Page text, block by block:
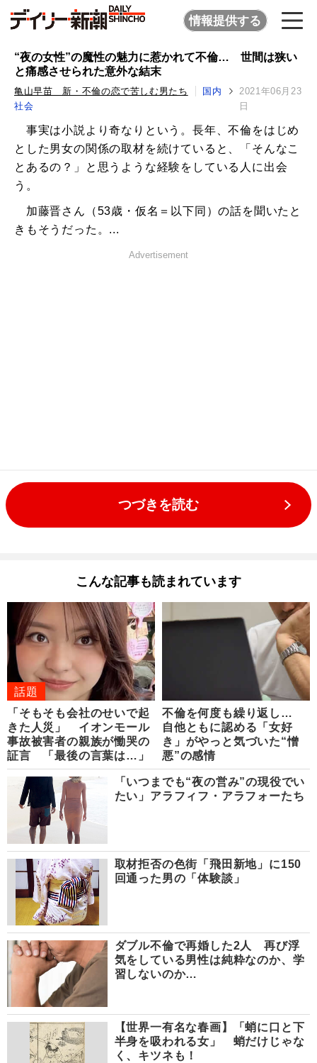
情報提供する
“夜の女性”の魔性の魅力に惹かれて不倫… 世間は狭い
と痛感させられた意外な結末
亀山早苗 新・不倫の恋で苦しむ男たち
国内
社会
2021年06月23
日
事実は小説より奇なりという。長年、不倫をはじめ
とした男女の関係の取材を続けていると、「そんなこ
とあるの？」と思うような経験をしている人に出会
う。
加藤晋さん（53歳・仮名＝以下同）の話を聞いたと
きもそうだった。...
Advertisement
つづきを読む
こんな記事も読まれています
話題
「そもそも会社のせいで起
きた人災」 イオンモール
事故被害者の親族が慟哭の
証言 「最後の言葉は…」
不倫を何度も繰り返し…
自他ともに認める「女好
き」がやっと気づいた“憎
悪”の感情
「いつまでも“夜の営み”の現役でい
たい」アラフィフ・アラフォーたち
取材拒否の色街「飛田新地」に150
回通った男の「体験談」
ダブル不倫で再婚した2人 再び浮
気をしている男性は純粋なのか、学
習しないのか…
【世界一有名な春画】「蛸に口と下
半身を吸われる女」 蛸だけじゃな
く、キツネも！